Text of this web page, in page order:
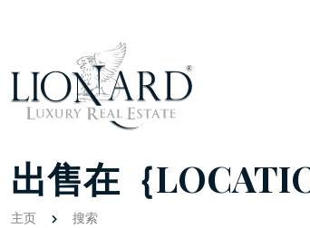
出售在｛
主页 搜索